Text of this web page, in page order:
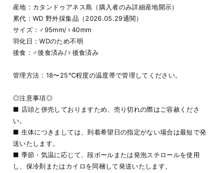
産地：カタンドゥアネス島（購入者のみ詳細産地開示）
累代：WD 野外採集品（2026.05.29通関）
サイズ：♂95mm/♀40mm
羽化日：WDのため不明
後食：♂後食済み/♀後食済み
管理方法：18〜25℃程度の温度帯で管理してください。
◎注意事項◎
■ 店頭と併売しておりますため、売り切れの際はご容赦くださ
い。
■ 生体につきましては、到着希望日の指定がない場合は最短で発
送いたします。
■ 季節・気温に応じて、段ボールまたは発泡スチロールを使用
し、保冷剤またはカイロを同梱して発送いたします。